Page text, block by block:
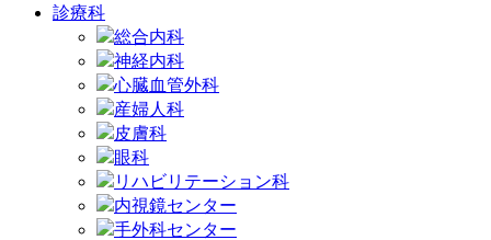
診療科
総合内科
神経内科
心臓血管外科
産婦人科
皮膚科
眼科
リハビリテーション科
内視鏡センター
手外科センター